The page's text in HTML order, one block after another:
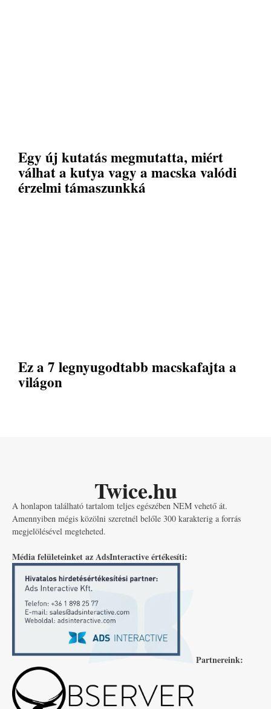
Egy új kutatás megmutatta, miért
válhat a kutya vagy a macska valódi
érzelmi támaszunkká
Ez a 7 legnyugodtabb macskafajta a
világon
Twice.hu
A honlapon található tartalom teljes egészében NEM vehető át.
Amennyiben mégis közölni szeretnél belőle 300 karakterig a forrás
megjelölésével megteheted.
Média felületeinket az AdsInteractive értékesíti:
Partnereink: